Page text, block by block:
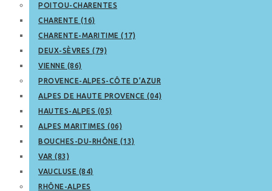
POITOU-CHARENTES
CHARENTE (16)
CHARENTE-MARITIME (17)
DEUX-SÈVRES (79)
VIENNE (86)
PROVENCE-ALPES-CÔTE D’AZUR
ALPES DE HAUTE PROVENCE (04)
HAUTES-ALPES (05)
ALPES MARITIMES (06)
BOUCHES-DU-RHÔNE (13)
VAR (83)
VAUCLUSE (84)
RHÔNE-ALPES